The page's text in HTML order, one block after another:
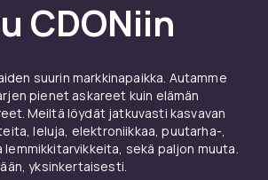
Modernit huulikiillot ovat
ja niitä on saatavana
Ne sopivat täydellisesti
päivän aikana.
tarkkaan
CDONiin
suurin markkinapaikka. Autamme
pienet askareet kuin elämän
Meiltä löydät jatkuvasti kasvavan
leluja, elektroniikkaa, puutarha-,
sekä paljon muuta.
yksinkertaisesti.